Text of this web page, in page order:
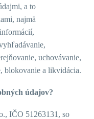
a to
najmä
uchovávanie,
blokovanie a likvidácia.
údajov?
IČO 51263131, so